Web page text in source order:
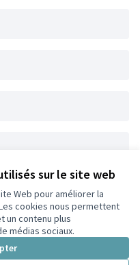
sur le site web
Web pour améliorer la
cookies nous permettent
un contenu plus
médias sociaux.
YouTube